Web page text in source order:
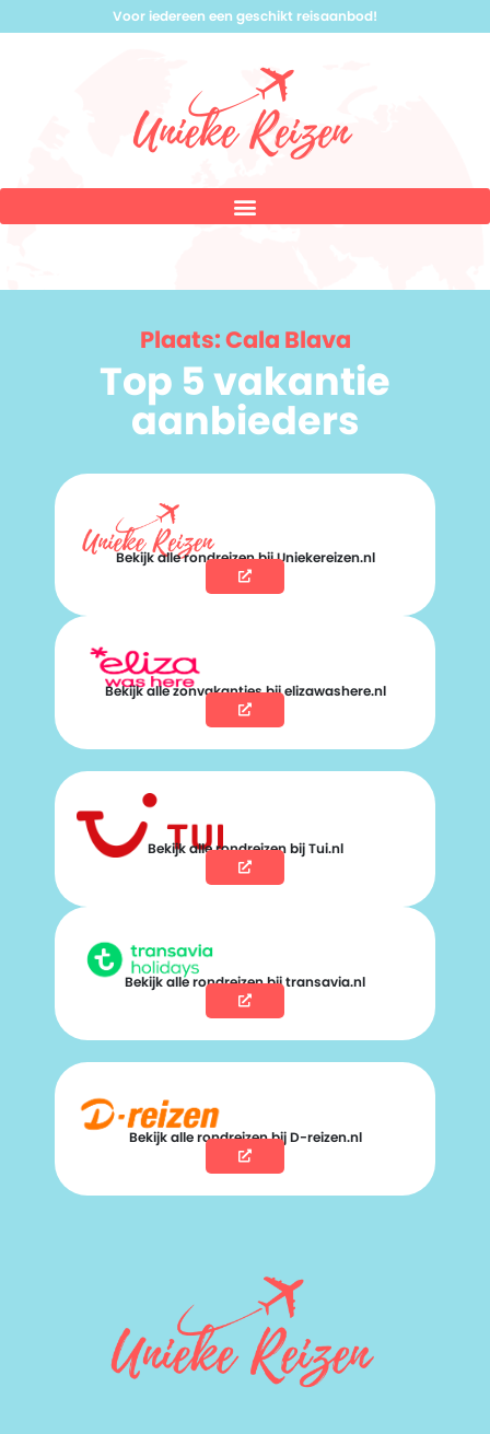
Voor iedereen een geschikt reisaanbod!
Plaats: Cala Blava
Top 5 vakantie
aanbieders
Bekijk alle rondreizen bij Uniekereizen.nl
Bekijk alle zonvakanties bij elizawashere.nl
Bekijk alle rondreizen bij Tui.nl
Bekijk alle rondreizen bij transavia.nl
Bekijk alle rondreizen bij D-reizen.nl